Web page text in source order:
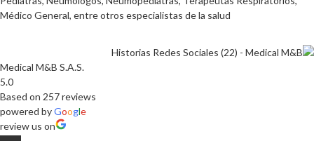
Médico General, entre otros especialistas de la salud
Medical M&B S.A.S.
5.0
Based on 257 reviews
powered byGoogle
review us on